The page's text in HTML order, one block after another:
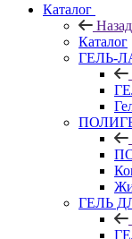
Каталог
Назад
Каталог
ГЕЛЬ-
ГЕЛЬ